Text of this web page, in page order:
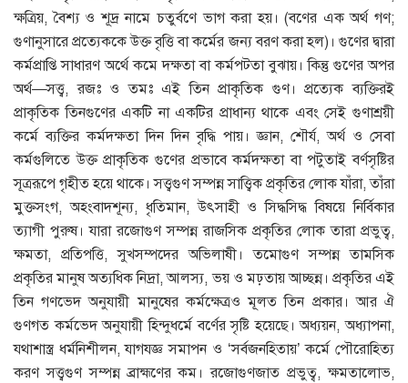
ক্ষত্রিয়, বৈশ্য ও শূদ্র নামে চতুর্বণে ভাগ করা হয়। (বণের এক অর্থ গণ;
গুণানুসারে প্রত্যেককে উক্ত বৃত্তি বা কর্মের জন্য বরণ করা হল)। গুণের দ্বারা
কর্মপ্রাপ্তি সাধারণ অর্থে কমে দক্ষতা বা কর্মপটতা বুঝায়। কিন্তু গুণের অপর
অর্থ—সত্ত্ব, রজঃ ও তমঃ এই তিন প্রাকৃতিক গুণ। প্রত্যেক ব্যক্তিরই
প্রাকৃতিক তিনগুণের একটি না একটির প্রাধান্য থাকে এবং সেই গুণাশ্রয়ী
কর্মে ব্যক্তির কর্মদক্ষতা দিন দিন বৃদ্ধি পায়। জ্ঞান, শৌর্য, অর্থ ও সেবা
কর্মগুলিতে উক্ত প্রাকৃতিক গুণের প্রভাবে কর্মদক্ষতা বা পটুতাই বর্ণসৃষ্টির
সূত্ররূপে গৃহীত হয়ে থাকে। সত্ত্বগুণ সম্পন্ন সাত্ত্বিক প্রকৃতির লােক যাঁরা, তাঁরা
মুক্তসংগ, অহংবাদশূন্য, ধৃতিমান, উৎসাহী ও সিদ্ধসিদ্ধ বিষয়ে নির্বিকার
ত্যাগী পুরুষ। যারা রজোগুণ সম্পন্ন রাজসিক প্রকৃতির লােক তারা প্রভুত্ব,
ক্ষমতা, প্রতিপত্তি, সুখসম্পদের অভিলাষী। তমােগুণ সম্পন্ন তামসিক
প্রকৃতির মানুষ অত্যধিক নিদ্রা, আলস্য, ভয় ও মঢ়তায় আচ্ছন্ন। প্রকৃতির এই
তিন গণভেদ অনুযায়ী মানুষের কর্মক্ষেত্রও মূলত তিন প্রকার। আর ঐ
গুণগত কর্মভেদ অনুযায়ী হিন্দুধর্মে বর্ণের সৃষ্টি হয়েছে। অধ্যয়ন, অধ্যাপনা,
যথাশাস্ত্র ধর্মনিশীলন, যাগযজ্ঞ সমাপন ও ‘সর্বজনহিতায়’ কর্মে পৌরােহিত্য
করণ সত্ত্বগুণ সম্পন্ন ব্রাহ্মণের কম। রজোগুণজাত প্রভুত্ব, ক্ষমতালােভ,